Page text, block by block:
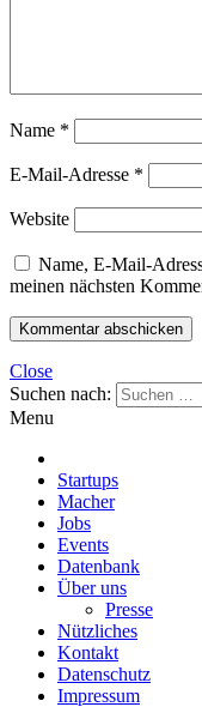
Name *
E-Mail-Adresse *
Website
Name, E-Mail-
meinen nächsten
Close
Suchen nach:
Menu
Startups
Macher
Jobs
Events
Datenbank
Über uns
Presse
Nützliches
Kontakt
Datenschutz
Impressum